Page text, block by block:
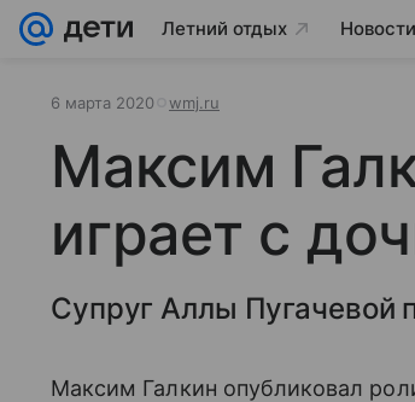
Летний отдых Новости
6 марта 2020 wmj.ru
Максим
играет с
Супруг Аллы Пугачевой
Максим Галкин опубликовал